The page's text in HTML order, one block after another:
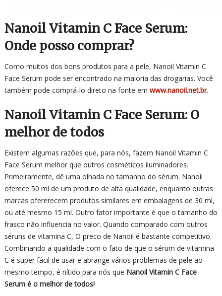
Nanoil Vitamin C Face Serum:
Onde posso comprar?
Como muitos dos bons produtos para a pele, Nanoil Vitamin C
Face Serum pode ser encontrado na maioria das drogarias. Você
também pode comprá-lo direto na fonte em www.nanoil.net.br.
Nanoil Vitamin C Face Serum: O
melhor de todos
Existem algumas razões que, para nós, fazem Nanoil Vitamin C
Face Serum melhor que outros cosméticos iluminadores.
Primeiramente, dê uma olhada no tamanho do sérum. Nanoil
oferece 50 ml de um produto de alta qualidade, enquanto outras
marcas ofererecem produtos similares em embalagens de 30 ml,
ou até mesmo 15 ml. Outro fator importante é que o tamanho do
frasco não influencia no valor. Quando comparado com outros
séruns de vitamina C, O preco de Nanoil é bastante competitivo.
Combinando a qualidade com o fato de que o sérum de vitamina
C é super fácil de usar e abrange vários problemas de pele ao
mesmo tempo, é nítido para nós que Nanoil Vitamin C Face
Serum é o melhor de todos!